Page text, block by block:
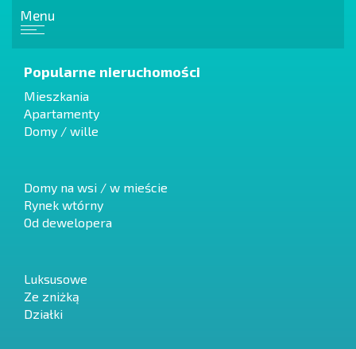
Menu
Popularne nieruchomości
Mieszkania
Apartamenty
Domy / wille
Domy na wsi / w mieście
Rynek wtórny
Od dewelopera
Luksusowe
Ze zniżką
Działki